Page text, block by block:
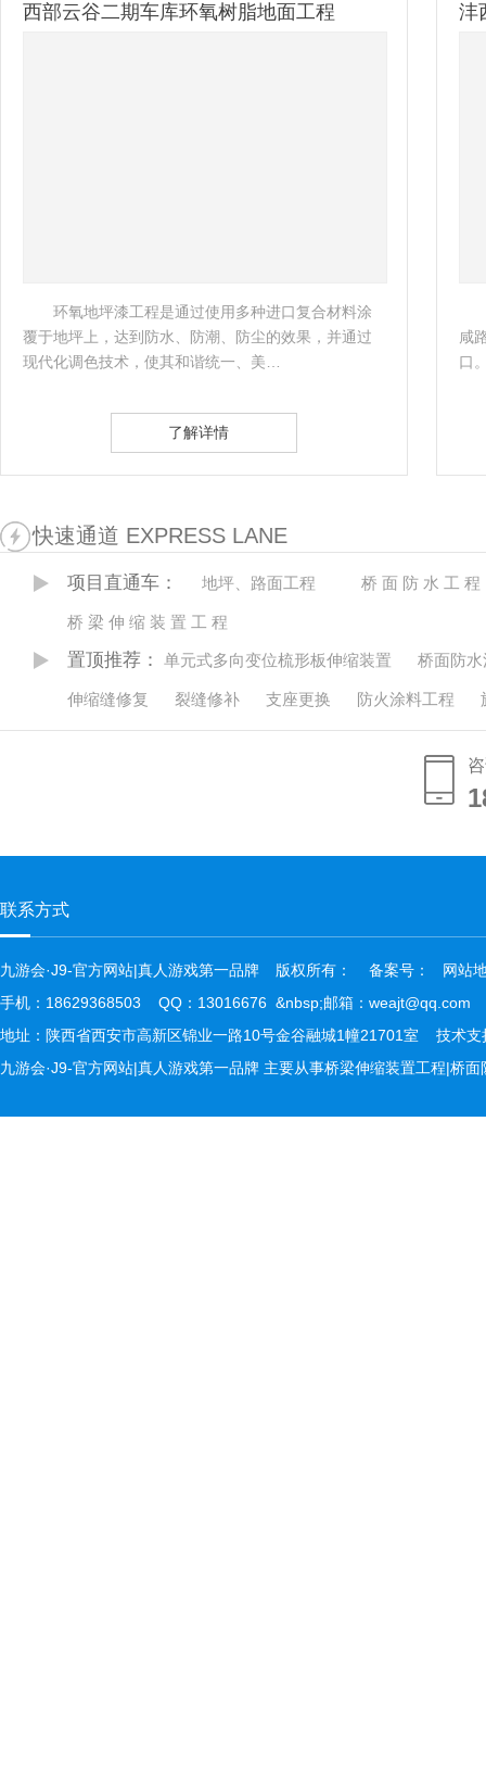
西部云谷二期车库环氧树脂地面工程
环氧地坪漆工程是通过使用多种进口复合材料涂
覆于地坪上，达到防水、防潮、防尘的效果，并通过
现代化调色技术，使其和谐统一、美… 
了解详情
咸
口
快速通道 EXPRESS LANE
项目直通车： 地坪、路面工程 桥 面 防 水 工 程
桥 梁 伸 缩 装 置 工 程
置顶推荐： 单元式多向变位梳形板伸缩装置 桥面防
伸缩缝修复 裂缝修补 支座更换 防火涂料工程
联系方式
版权所有：
九游会·J9-官方网站|真人游戏第一品牌 备案号：
网站
手机：18629368503 QQ：13016676 &nbsp;邮箱：weajt@qq.com
地址：陕西省西安市高新区锦业一路10号金谷融城1幢21701室 技术支持：
九游会·J9-官方网站|真人游戏第一品牌 主要从事桥梁伸缩装置工程|